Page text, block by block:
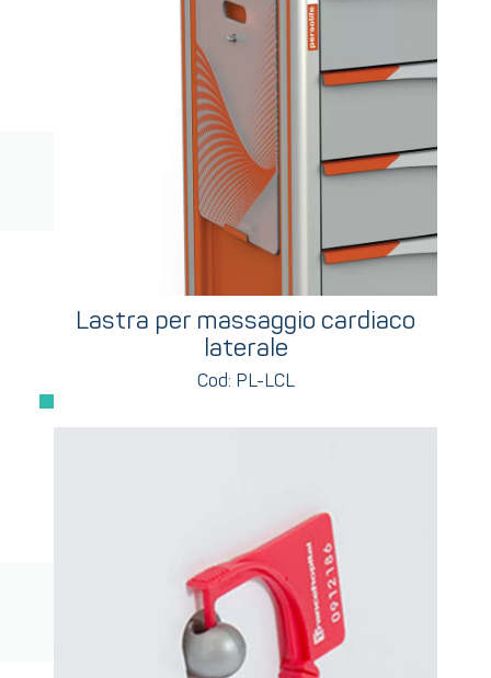
Lastra per massaggio cardiaco
laterale
Cod: PL-LCL